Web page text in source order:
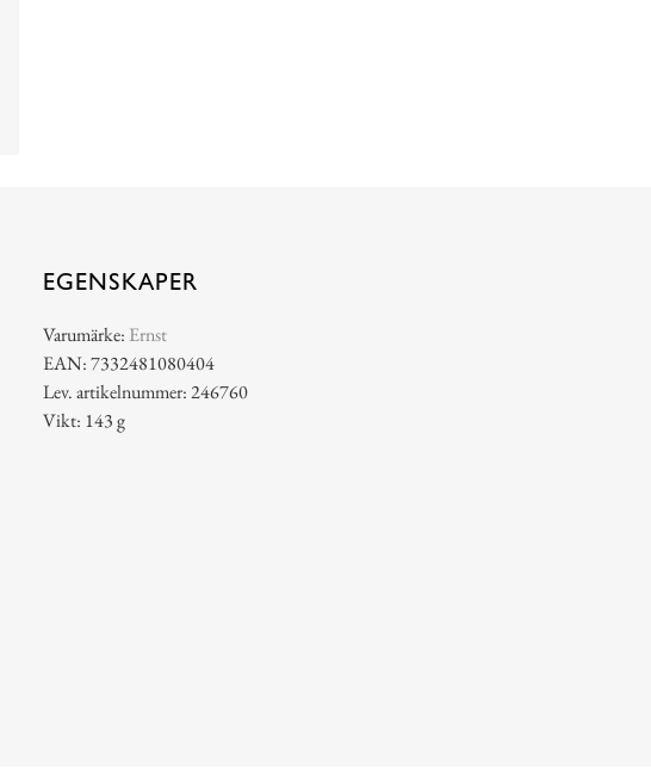
EGENSKAPER
Varumärke: Ernst
EAN: 7332481080404
Lev. artikelnummer: 246760
Vikt: 143 g